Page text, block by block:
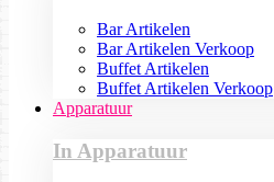
Bar Artikelen
Bar Artikelen Verkoop
Buffet Artikelen
Buffet Artikelen Verkoop
Apparatuur
In Apparatuur